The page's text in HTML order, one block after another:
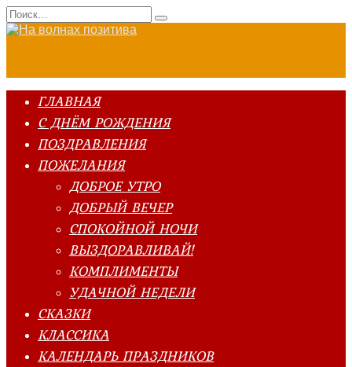
Перейти
к
Search
for:
ГЛАВНАЯ
С ДНЁМ РОЖДЕНИЯ
ПОЗДРАВЛЕНИЯ
ПОЖЕЛАНИЯ
ДОБРОЕ УТРО
ДОБРЫЙ ВЕЧЕР
СПОКОЙНОЙ НОЧИ
ВЫЗДОРАВЛИВАЙ!
КОМПЛИМЕНТЫ
УДАЧНОЙ НЕДЕЛИ
СКАЗКИ
КЛАССИКА
КАЛЕНДАРЬ ПРАЗДНИКОВ